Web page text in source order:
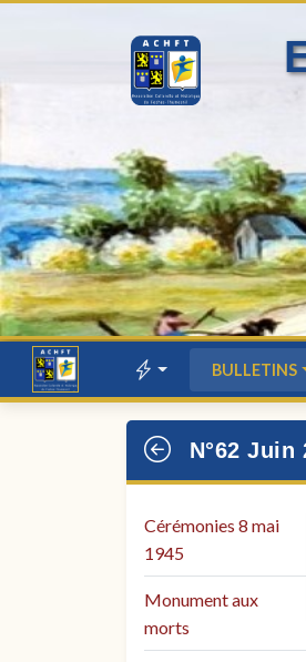
BULLETINS
N°62 Juin
Cérémonies 8 mai
1945
Monument aux
morts